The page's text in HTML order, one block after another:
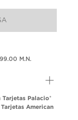
M.N.
Tarjetas Palacio*
Tarjetas American